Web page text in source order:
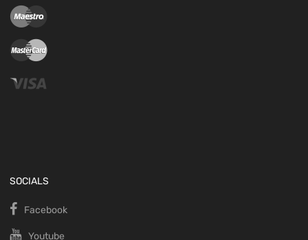
SOCIALS
Facebook
Youtube